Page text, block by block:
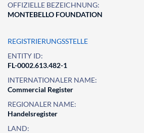
OFFIZIELLE BEZEICHNUNG:
MONTEBELLO FOUNDATION
REGISTRIERUNGSSTELLE
ENTITY ID:
FL-0002.613.482-1
INTERNATIONALER NAME:
Commercial Register
REGIONALER NAME:
Handelsregister
LAND: